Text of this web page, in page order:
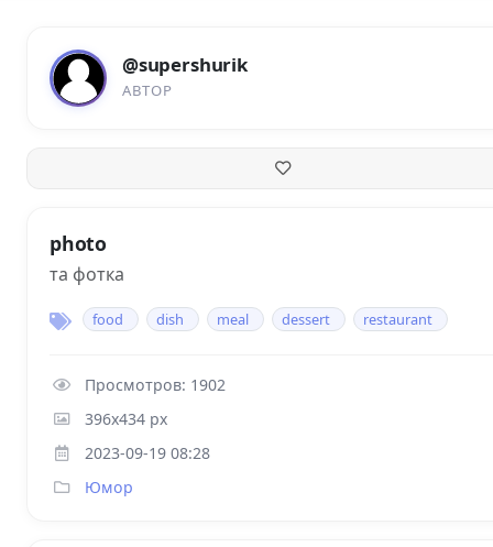
@supershurik
АВТОР
photo
та фотка
food dish meal dessert restaurant
Просмотров: 1902
396x434 px
2023-09-19 08:28
Юмор